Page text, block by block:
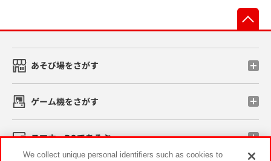
あそび場をさがす
ゲーム機をさがす
スマホ・PCであそぶ
We collect unique personal identifiers such as cookies to